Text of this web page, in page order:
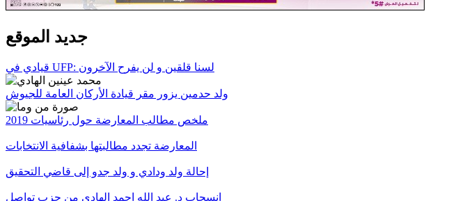
جديد الموقع
قيادي في UFP: لسنا قلقين و لن يفرح الآخرون
ولد حدمين يزور مقر قيادة الأركان العامة للجيوش
ملخص مطالب المعارضة حول رئاسيات 2019
المعارضة تجدد مطالبتها بشفافية الانتخابات
إحالة ولد ودادي و ولد جدو إلى قاضي التحقيق
انسحاب د. عبد الله احمد الهادي من حزب تواصل